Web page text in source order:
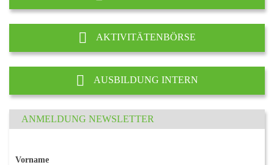
AKTIVITÄTENBÖRSE
AUSBILDUNG INTERN
ANMELDUNG NEWSLETTER
Vorname